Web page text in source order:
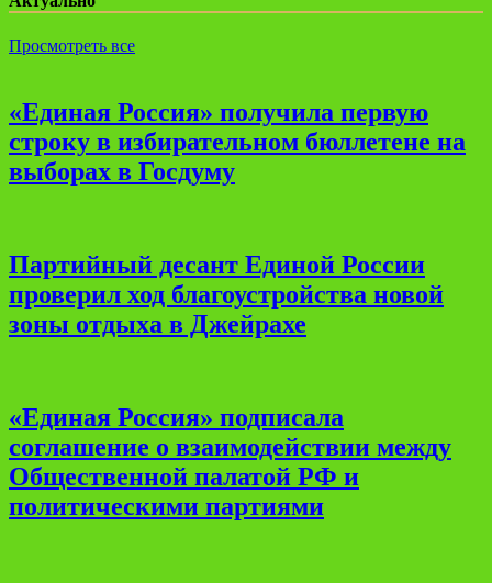
Просмотреть все
«Единая Россия» получила первую
строку в избирательном бюллетене на
выборах в Госдуму
Партийный десант Единой России
проверил ход благоустройства новой
зоны отдыха в Джейрахе
«Единая Россия» подписала
соглашение о взаимодействии между
Общественной палатой РФ и
политическими партиями